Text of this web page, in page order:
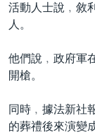
視頻存檔
海外港人
美國透視
廣播節目表
關注我們
其他語言網站
活動人士說﹐敘
人。
他們說﹐政府軍
開槍。
同時﹐據法新社
的葬禮後來演變